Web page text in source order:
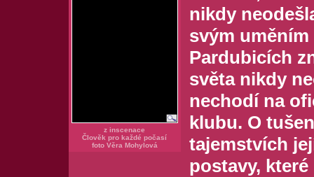
z inscenace
Člověk pro každé počasí
foto Věra Mohylová
nikdy
svým
Pardubicích
světa nikdy
nechodí na
klubu. O
tajemstvích
postavy,